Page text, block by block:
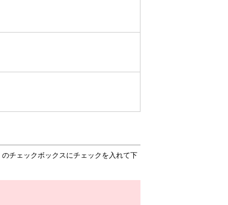
チェックボックスにチェックを入れて下